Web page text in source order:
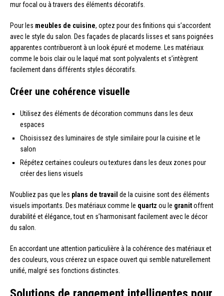
mur focal ou à travers des éléments décoratifs.
Pour les meubles de cuisine, optez pour des finitions qui s’accordent
avec le style du salon. Des façades de placards lisses et sans poignées
apparentes contribueront à un look épuré et moderne. Les matériaux
comme le bois clair ou le laqué mat sont polyvalents et s’intègrent
facilement dans différents styles décoratifs.
Créer une cohérence visuelle
Utilisez des éléments de décoration communs dans les deux
espaces
Choisissez des luminaires de style similaire pour la cuisine et le
salon
Répétez certaines couleurs ou textures dans les deux zones pour
créer des liens visuels
N’oubliez pas que les plans de travail de la cuisine sont des éléments
visuels importants. Des matériaux comme le quartz ou le granitoffrent
durabilité et élégance, tout en s’harmonisant facilement avec le décor
du salon.
En accordant une attention particulière à la cohérence des matériaux et
des couleurs, vous créerez un espace ouvert qui semble naturellement
unifié, malgré ses fonctions distinctes.